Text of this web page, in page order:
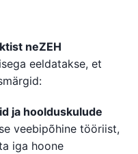
neZEH
eeldatakse, et
ja hoolduskulude
veebipõhine tööriist,
iga hoone